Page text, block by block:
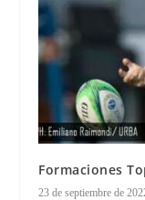
Formaciones
23 de septiembre de